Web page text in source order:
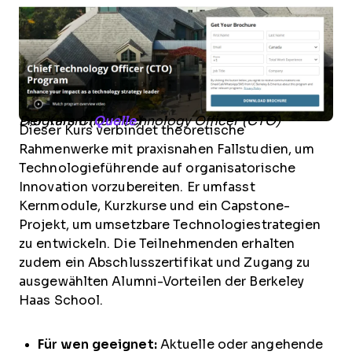
Der Kurs Chief Technology Officer (CTO) Programm (Quelle)
Dieser Kurs verbindet theoretische
Rahmenwerke mit praxisnahen Fallstudien, um
Technologieführende auf organisatorische
Innovation vorzubereiten. Er umfasst
Kernmodule, Kurzkurse und ein Capstone-
Projekt, um umsetzbare Technologiestrategien
zu entwickeln. Die Teilnehmenden erhalten
zudem ein Abschlusszertifikat und Zugang zu
ausgewählten Alumni-Vorteilen der Berkeley
Haas School.
Für wen geeignet:Aktuelle oder angehende